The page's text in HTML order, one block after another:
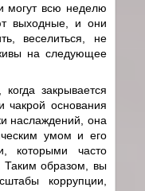
могут всю неделю
выходные, и они
веселиться, не
на следующее
закрывается
чакрой основания
наслаждений, она
умом и его
которыми часто
Таким образом, вы
коррупции,